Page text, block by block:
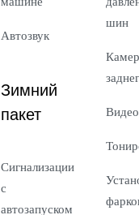
Автозвук
Зимний
пакет
Сигнализации
с
автозапуском
шин